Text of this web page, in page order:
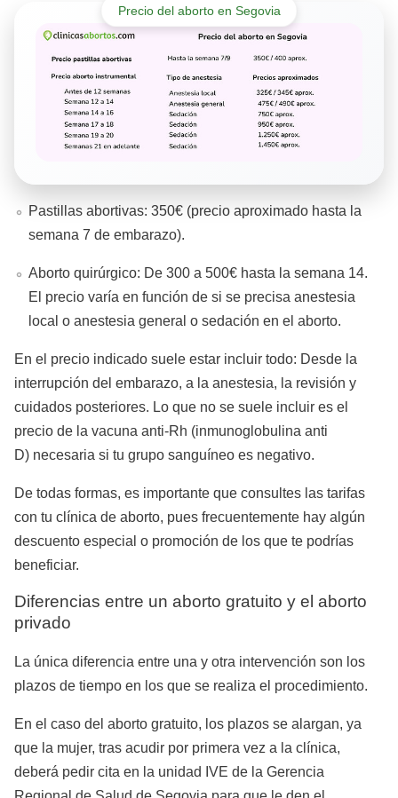
Precio del aborto en Segovia
Pastillas abortivas: 350€ (precio aproximado hasta la
semana 7 de embarazo).
Aborto quirúrgico: De 300 a 500€ hasta la semana 14.
El precio varía en función de si se precisa anestesia
local o anestesia general o sedación en el aborto.
En el precio indicado suele estar incluir todo: Desde la
interrupción del embarazo, a la anestesia, la revisión y
cuidados posteriores. Lo que no se suele incluir es el
precio de la vacuna anti-Rh (inmunoglobulina anti
D) necesaria si tu grupo sanguíneo es negativo.
De todas formas, es importante que consultes las tarifas
con tu clínica de aborto, pues frecuentemente hay algún
descuento especial o promoción de los que te podrías
beneficiar.
Diferencias entre un aborto gratuito y el aborto
privado
La única diferencia entre una y otra intervención son los
plazos de tiempo en los que se realiza el procedimiento.
En el caso del aborto gratuito, los plazos se alargan, ya
que la mujer, tras acudir por primera vez a la clínica,
deberá pedir cita en la unidad IVE de la Gerencia